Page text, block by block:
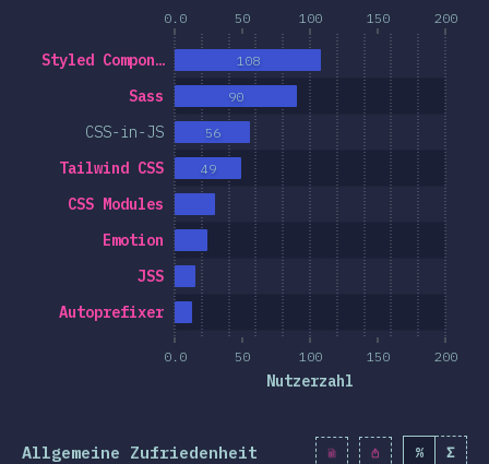
0.0 50 100 150 200
0.0 50 100 150 200
Nutzerzahl
Autoprefixer
JSS
Emotion
CSS Modules
Tailwind CSS
CSS-in-JS
Sass
Styled Compon…
49
56
90
108
Allgemeine Zufriedenheit % Σ